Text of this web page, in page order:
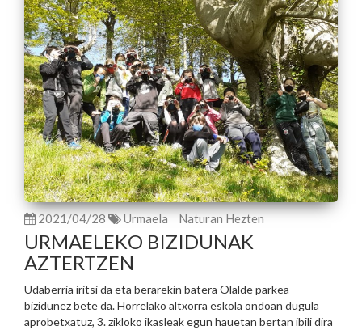
2021/04/28 Urmaela Naturan Hezten
URMAELEKO BIZIDUNAK
AZTERTZEN
Udaberria iritsi da eta berarekin batera Olalde parkea
bizidunez bete da. Horrelako altxorra eskola ondoan dugula
aprobetxatuz, 3. zikloko ikasleak egun hauetan bertan ibili dira